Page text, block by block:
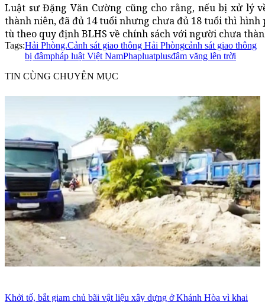
Luật sư Đặng Văn Cường cũng cho rằng, nếu bị xử lý
thành niên, đã đủ 14 tuổi nhưng chưa đủ 18 tuổi thì hình
tù theo quy định BLHS về chính sách với người chưa
Tags:Hải Phòng.Cảnh sát giao thông Hải Phòngcảnh sát giao thông
bị đâmpháp luật Việt NamPhapluatplusđâm văng lên trời
TIN CÙNG CHUYÊN MỤC
Khởi tố, bắt giam chủ bãi vật liệu xây dựng ở Khánh Hòa vì khai